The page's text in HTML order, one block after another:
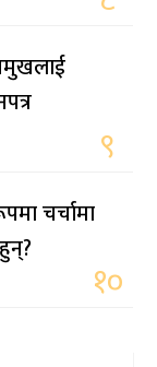
९
चर्चामा
१०